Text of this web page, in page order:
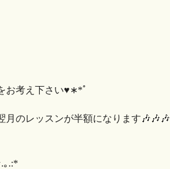
お考え下さい♥︎︎∗︎*ﾟ
月のレッスンが半額になります🎶🎶🎶
｡.:*